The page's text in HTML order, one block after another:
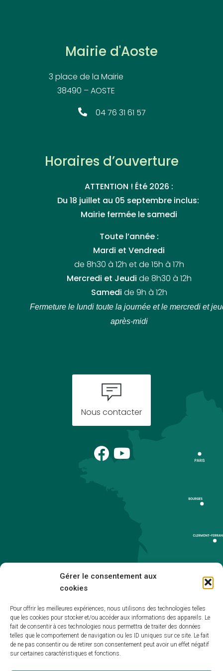
Gérer le consentement aux
cookies
Pour offrir les meilleures expériences, nous utilisons des technologies telles
que les cookies pour stocker et/ou accéder aux informations des appareils. Le
fait de consentir à ces technologies nous permettra de traiter des données
telles que le comportement de navigation ou les ID uniques sur ce site. Le fait
de ne pas consentir ou de retirer son consentement peut avoir un effet négatif
sur certaines caractéristiques et fonctions.
Mairie d'Aoste
3 place de la Mairie
38490 – AOSTE
04 76 31 61 57
Horaires d’ouverture
ATTENTION ! Été 2026 :
Du 18 juillet au 05 septembre inclus:
Mairie fermée le samedi
Toute l’année :
Mardi et Vendredi
de 8h30 à 12h et de 15h à 17h
Mercredi et Jeudi de 8h30 à 12h
Samedi de 9h à 12h
Fermeture le lundi toute la journée et le mercredi et
après-midi
Nous contacter
Accessibilité